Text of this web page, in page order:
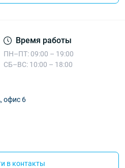
Время работы
ПН–ПТ: 09:00 – 19:00
СБ–ВС: 10:00 – 18:00
офис 6
в контакты